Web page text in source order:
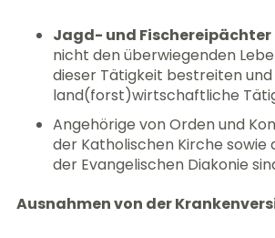
Jagd- und Fischereipächter
nicht den überwiegenden
dieser Tätigkeit bestreiten
land(forst)wirtschaftliche
Angehörige von Orden und
der Katholischen Kirche sowie
der Evangelischen Diakonie
Ausnahmen von der